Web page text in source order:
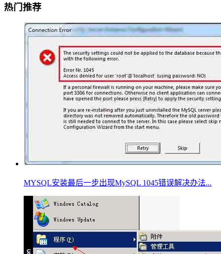
热门推荐
MYSQL安装最后一步出现MySQL 1045错误解决办法...